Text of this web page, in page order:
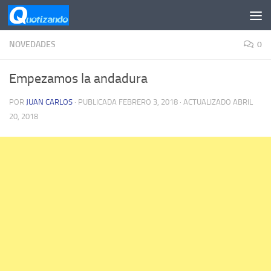
Saltar al contenido
NOVEDADES 0
Empezamos la andadura
POR JUAN CARLOS · PUBLICADA FEBRERO 3, 2018 · ACTUALIZADO ABRIL
20, 2018